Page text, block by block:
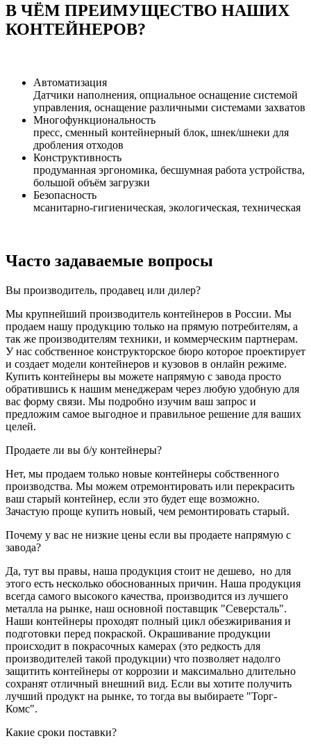
В ЧЁМ ПРЕИМУЩЕСТВО НАШИХ
КОНТЕЙНЕРОВ?
Автоматизация
Датчики наполнения, опциальное оснащение системой
управления, оснащение различными системами захватов
Многофункциональность
пресс, сменный контейнерный блок, шнек/шнеки для
дробления отходов
Конструктивность
продуманная эргономика, бесшумная работа устройства,
большой объём загрузки
Безопасность
мсанитарно-гигиеническая, экологическая, техническая
Часто задаваемые вопросы
Вы производитель, продавец или дилер?
Мы крупнейший производитель контейнеров в России. Мы
продаем нашу продукцию только на прямую потребителям, а
так же производителям техники, и коммерческим партнерам.
У нас собственное конструкторское бюро которое проектирует
и создает модели контейнеров и кузовов в онлайн режиме.
Купить контейнеры вы можете напрямую с завода просто
обратившись к нашим менеджерам через любую удобную для
вас форму связи. Мы подробно изучим ваш запрос и
предложим самое выгодное и правильное решение для ваших
целей.
Продаете ли вы б/у контейнеры?
Нет, мы продаем только новые контейнеры собственного
производства. Мы можем отремонтировать или перекрасить
ваш старый контейнер, если это будет еще возможно.
Зачастую проще купить новый, чем ремонтировать старый.
Почему у вас не низкие цены если вы продаете напрямую с
завода?
Да, тут вы правы, наша продукция стоит не дешево, но для
этого есть несколько обоснованных причин. Наша продукция
всегда самого высокого качества, производится из лучшего
металла на рынке, наш основной поставщик "Северсталь".
Наши контейнеры проходят полный цикл обезжиривания и
подготовки перед покраской. Окрашивание продукции
происходит в покрасочных камерах (это редкость для
производителей такой продукции) что позволяет надолго
защитить контейнеры от коррозии и максимально длительно
сохранят отличный внешний вид. Если вы хотите получить
лучший продукт на рынке, то тогда вы выбираете "Торг-
Комс".
Какие сроки поставки?